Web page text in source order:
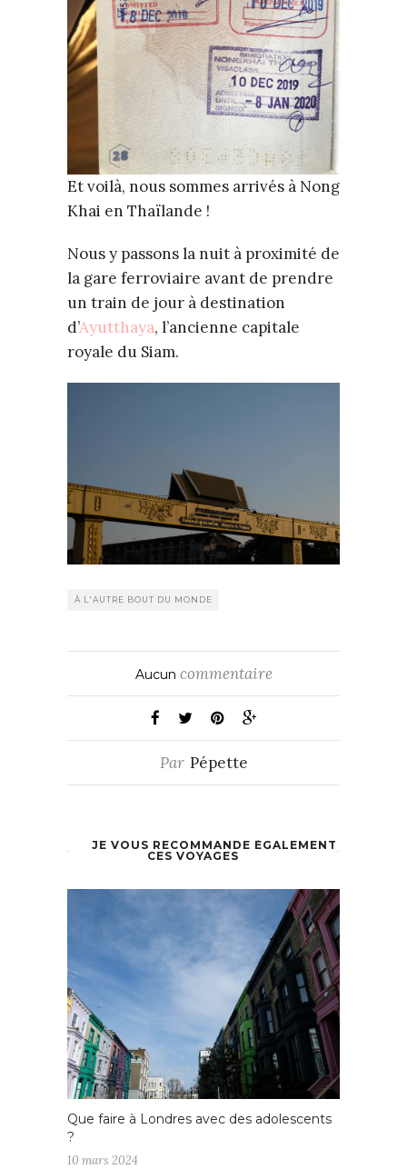
Et voilà, nous sommes arrivés à Nong
Khai en Thaïlande !
Nous y passons la nuit à proximité de
la gare ferroviaire avant de prendre
un train de jour à destination
d’Ayutthaya, l’ancienne capitale
royale du Siam.
À L'AUTRE BOUT DU MONDE
Aucun commentaire
Par Pépette
JE VOUS RECOMMANDE ÉGALEMENT
CES VOYAGES
Que faire à Londres avec des adolescents
?
10 mars 2024